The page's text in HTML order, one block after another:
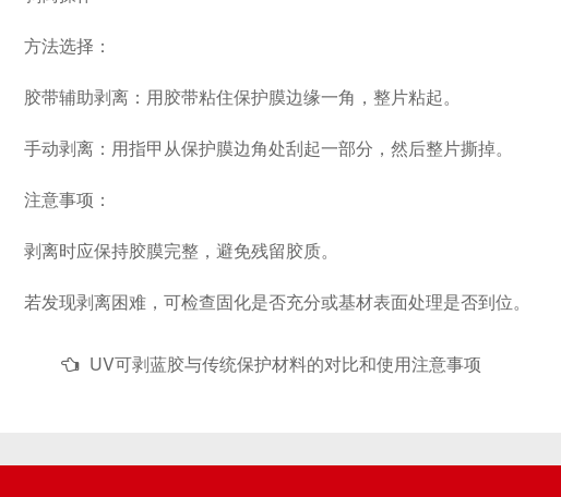
方法选择：
胶带辅助剥离：用胶带粘住保护膜边缘一角，整片粘起。
手动剥离：用指甲从保护膜边角处刮起一部分，然后整片撕掉。
注意事项：
剥离时应保持胶膜完整，避免残留胶质。
若发现剥离困难，可检查固化是否充分或基材表面处理是否到位。
UV可剥蓝胶与传统保护材料的对比和使用注意事项